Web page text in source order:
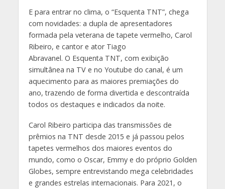
E para entrar no clima, o “Esquenta TNT”, chega
com novidades: a dupla de apresentadores
formada pela veterana de tapete vermelho, Carol
Ribeiro, e cantor e ator Tiago
Abravanel. O Esquenta TNT, com exibição
simultânea na TV e no Youtube do canal, é um
aquecimento para as maiores premiações do
ano, trazendo de forma divertida e descontraída
todos os destaques e indicados da noite.
Carol Ribeiro participa das transmissões de
prêmios na TNT desde 2015 e já passou pelos
tapetes vermelhos dos maiores eventos do
mundo, como o Oscar, Emmy e do próprio Golden
Globes, sempre entrevistando mega celebridades
e grandes estrelas internacionais. Para 2021, o